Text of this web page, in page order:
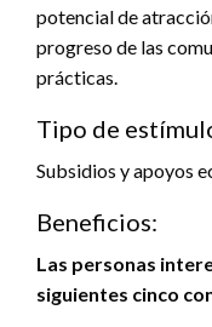
potencial de
progreso de las
prácticas.
Tipo de
Subsidios y apoyos
Beneficios:
Las personas
siguientes cinco